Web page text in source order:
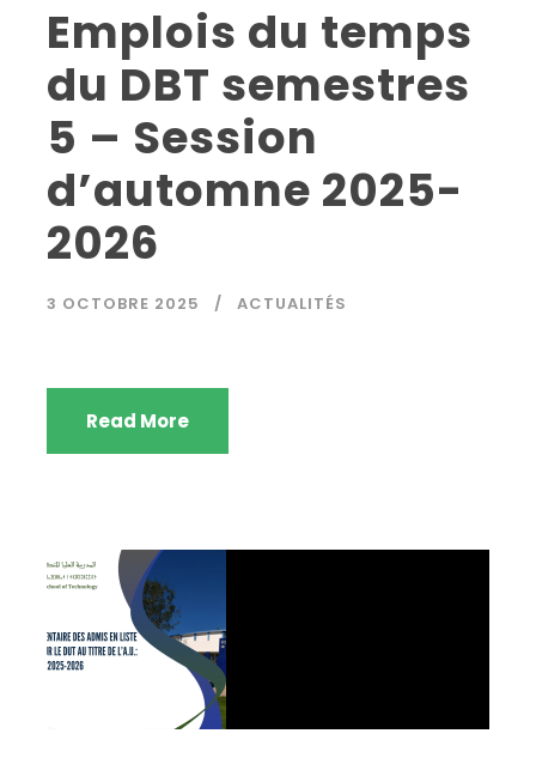
Emplois du temps
du DBT semestres
5 – Session
d’automne 2025-
2026
3 OCTOBRE 2025 ACTUALITÉS
Read More